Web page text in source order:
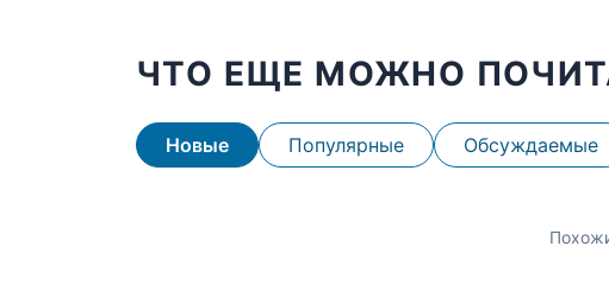
ЧТО ЕЩЕ МОЖНО
Новые Популярные Обсуждаемые